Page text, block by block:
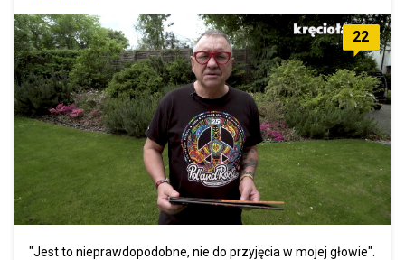
22
"Jest to nieprawdopodobne, nie do przyjęcia w mojej głowie".